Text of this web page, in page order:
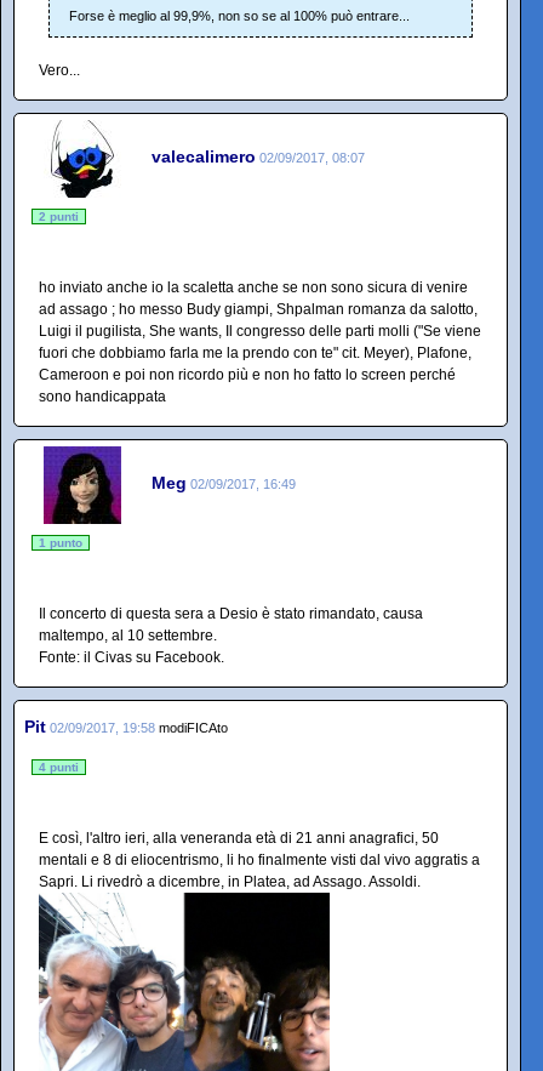
Forse è meglio al 99,9%, non so se al 100% può entrare...
Vero...
valecalimero 02/09/2017, 08:07
2 punti
ho inviato anche io la scaletta anche se non sono sicura di venire
ad assago ; ho messo Budy giampi, Shpalman romanza da salotto,
Luigi il pugilista, She wants, Il congresso delle parti molli ("Se viene
fuori che dobbiamo farla me la prendo con te" cit. Meyer), Plafone,
Cameroon e poi non ricordo più e non ho fatto lo screen perché
sono handicappata
Meg 02/09/2017, 16:49
1 punto
Il concerto di questa sera a Desio è stato rimandato, causa
maltempo, al 10 settembre.
Fonte: il Civas su Facebook.
Pit 02/09/2017, 19:58 modiFICAto
4 punti
E così, l'altro ieri, alla veneranda età di 21 anni anagrafici, 50
mentali e 8 di eliocentrismo, li ho finalmente visti dal vivo aggratis a
Sapri. Li rivedrò a dicembre, in Platea, ad Assago. Assoldi.